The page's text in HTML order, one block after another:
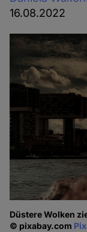
16.08.2022
Düstere Wolken
© pixabay.com